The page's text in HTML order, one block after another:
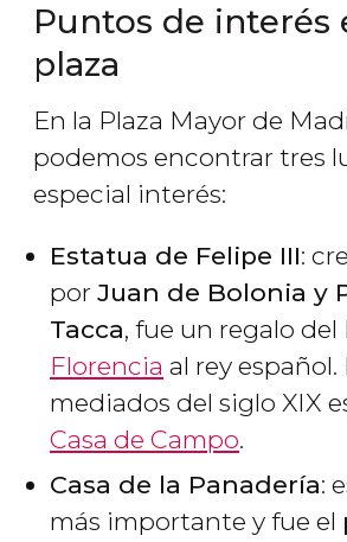
Puntos de interés
plaza
En la Plaza Mayor de
podemos encontrar tres
especial interés:
Estatua de Felipe III:
por Juan de Bolonia y
Tacca, fue un regalo
Florencia al rey español.
mediados del siglo XIX
Casa de Campo.
Casa de la Panadería:
más importante y fue el